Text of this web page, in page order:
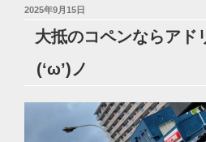
投
2025年9月15日
大抵のコペンならアド
(‘ω’)ノ